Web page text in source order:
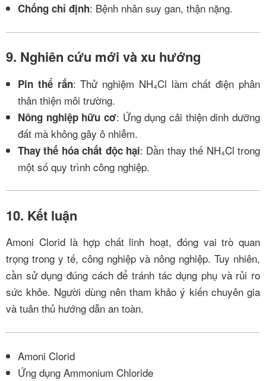
Chống chỉ định: Bệnh nhân suy gan, thận nặng.
9. Nghiên cứu mới và xu hướng
Pin thể rắn: Thử nghiệm NH₄Cl làm chất điện phân
thân thiện môi trường.
Nông nghiệp hữu cơ: Ứng dụng cải thiện dinh dưỡng
đất mà không gây ô nhiễm.
Thay thế hóa chất độc hại: Dần thay thế NH₄Cl trong
một số quy trình công nghiệp.
10. Kết luận
Amoni Clorid là hợp chất linh hoạt, đóng vai trò quan
trọng trong y tế, công nghiệp và nông nghiệp. Tuy nhiên,
cần sử dụng đúng cách để tránh tác dụng phụ và rủi ro
sức khỏe. Người dùng nên tham khảo ý kiến chuyên gia
và tuân thủ hướng dẫn an toàn.
Amoni Clorid
Ứng dụng Ammonium Chloride